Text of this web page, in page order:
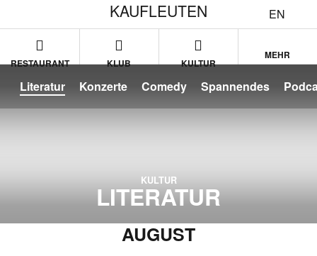
EN
KAUFLEUTEN
RESTAURANT KLUB KULTUR
MEHR
Literatur Konzerte Comedy Spannendes
KULTUR
LITERATUR
AUGUST